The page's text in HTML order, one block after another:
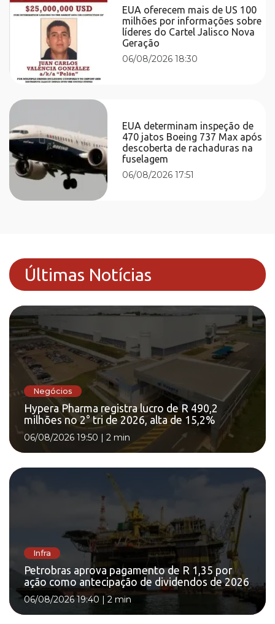
EUA oferecem mais de US 100
milhões por informações sobre
líderes do Cartel Jalisco Nova
Geração
06/08/2026 18:30
EUA determinam inspeção de
470 jatos Boeing 737 Max após
descoberta de rachaduras na
fuselagem
06/08/2026 17:51
Últimas Notícias
Negócios
Hypera Pharma registra lucro de R 490,2
milhões no 2° tri de 2026, alta de 15,2%
06/08/2026 19:50 | 2 min
Infra
Petrobras aprova pagamento de R 1,35 por
ação como antecipação de dividendos de 2026
06/08/2026 19:40 | 2 min